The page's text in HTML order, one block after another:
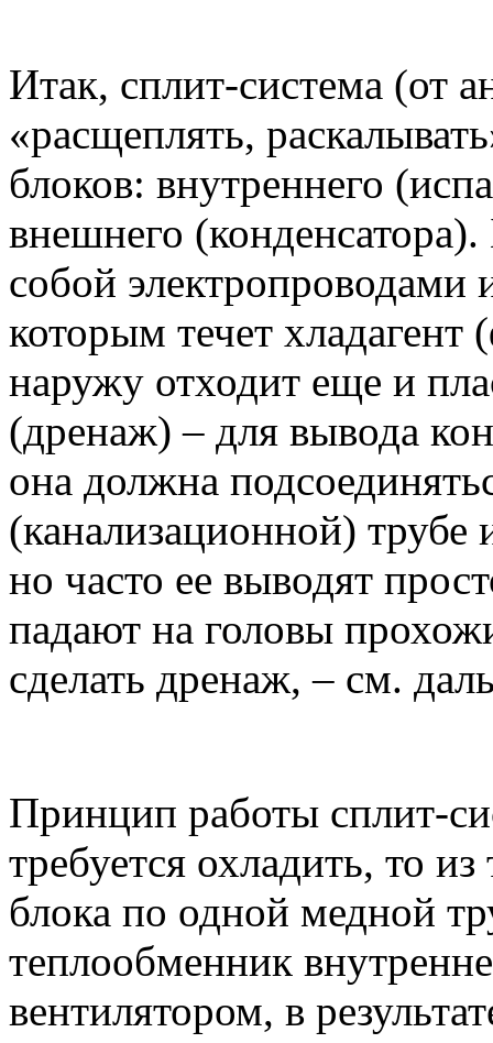
Итак, сплит-система (от
«расщеплять,
блоков: внутреннего
внешнего
собой
которым течет
наружу отходит еще и
(дренаж) – для вывода
она должна
(канализационной) трубе
но часто ее выводят
падают на головы
сделать дренаж, – см.
Принцип работы сплит-
требуется охладить, то
блока по одной медной
теплообменник
вентилятором, в